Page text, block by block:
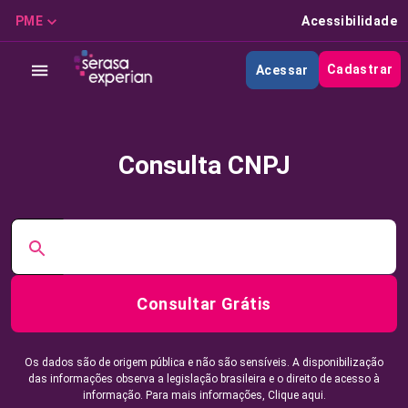
PME Acessibilidade
Acessar Cadastrar
Consulta CNPJ
Consultar Grátis
Os dados são de origem pública e não são sensíveis. A disponibilização
das informações observa a legislação brasileira e o direito de acesso à
informação. Para mais informações, Clique aqui.